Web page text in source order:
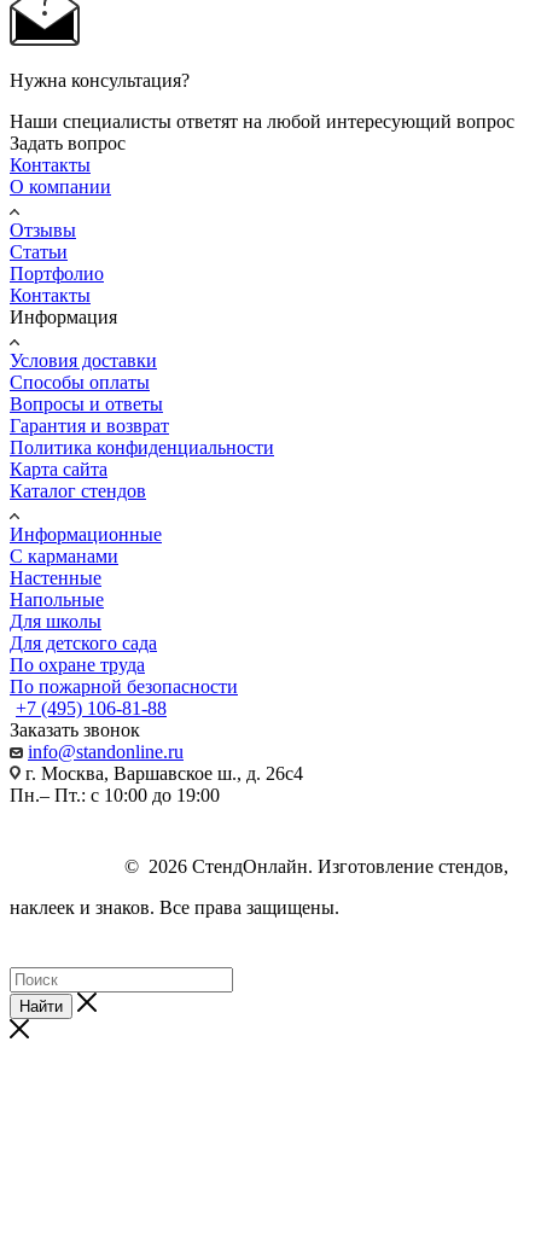
Нужна консультация?
Наши специалисты ответят на любой интересующий вопрос
Задать вопрос
Контакты
О компании
Отзывы
Статьи
Портфолио
Контакты
Информация
Условия доставки
Способы оплаты
Вопросы и ответы
Гарантия и возврат
Политика конфиденциальности
Карта сайта
Каталог стендов
Информационные
С карманами
Настенные
Напольные
Для школы
Для детского сада
По охране труда
По пожарной безопасности
+7 (495) 106-81-88
Заказать звонок
info@standonline.ru
г. Москва, Варшавское ш., д. 26с4
Пн.– Пт.: с 10:00 до 19:00
© 2026 СтендОнлайн. Изготовление стендов,
наклеек и знаков. Все права защищены.
Найти